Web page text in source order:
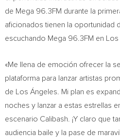
de Mega 96.3FM durante la
aficionados tienen la oportunidad
escuchando Mega 96.3FM en Los
«Me llena de emoción ofrecer la
plataforma para lanzar artistas
de Los Ángeles. Mi plan es
noches y lanzar a estas estrellas
escenario Calibash. ¡Y claro que
audiencia baile y la pase de